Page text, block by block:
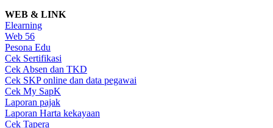
WEB & LINK
Elearning
Web 56
Pesona Edu
Cek Sertifikasi
Cek Absen dan TKD
Cek SKP online dan data pegawai
Cek My SapK
Laporan pajak
Laporan Harta kekayaan
Cek Tapera